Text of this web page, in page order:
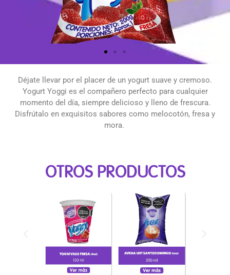
Déjate llevar por el placer de un yogurt suave y cremoso.
Yogurt Yoggi es el compañero perfecto para cualquier
momento del día, siempre delicioso y lleno de frescura.
Disfrútalo en exquisitos sabores como melocotón, fresa y
mora.
OTROS PRODUCTOS